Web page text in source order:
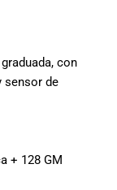
con
sensor de
+ 128 GM